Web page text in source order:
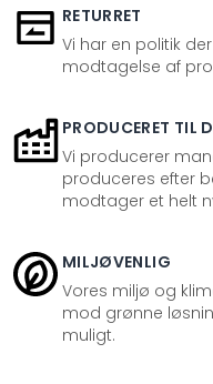
RETURRET
Vi har en politik
modtagelse af
PRODUCERET TIL
Vi producerer
produceres efter
modtager et helt
MILJØVENLIG
Vores miljø og
mod grønne
muligt.